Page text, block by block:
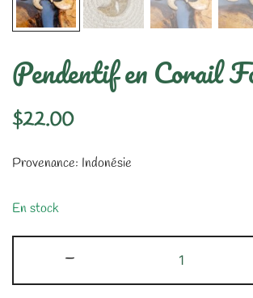
Pendentif en Corail
$22.00
Provenance: Indonésie
En stock
-
de
Pendentif